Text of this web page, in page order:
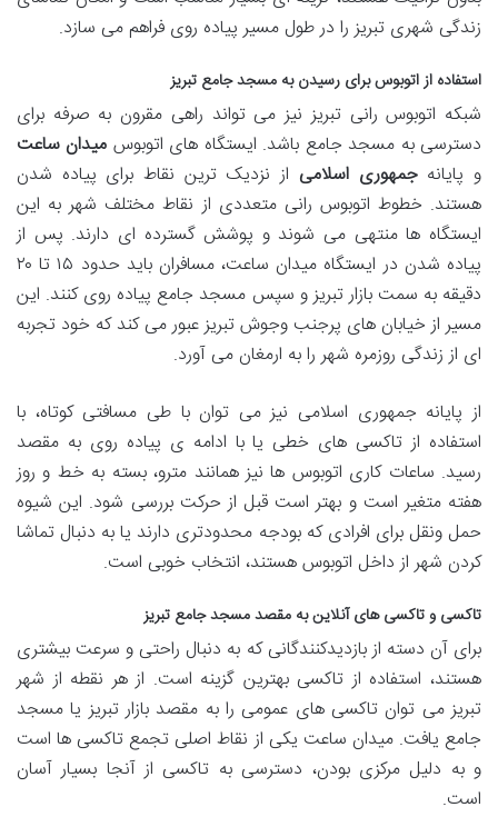
زندگی شهری تبریز را در طول مسیر پیاده روی فراهم می سازد.
استفاده از اتوبوس برای رسیدن به مسجد جامع تبریز
شبکه اتوبوس رانی تبریز نیز می تواند راهی مقرون به صرفه برای
دسترسی به مسجد جامع باشد. ایستگاه های اتوبوس میدان ساعت
و پایانهجمهوری اسلامی از نزدیک ترین نقاط برای پیاده شدن
هستند. خطوط اتوبوس رانی متعددی از نقاط مختلف شهر به این
ایستگاه ها منتهی می شوند و پوشش گسترده ای دارند. پس از
پیاده شدن در ایستگاه میدان ساعت، مسافران باید حدود ۱۵ تا ۲۰
دقیقه به سمت بازار تبریز و سپس مسجد جامع پیاده روی کنند. این
مسیر از خیابان های پرجنب وجوش تبریز عبور می کند که خود تجربه
ای از زندگی روزمره شهر را به ارمغان می آورد.
از پایانه جمهوری اسلامی نیز می توان با طی مسافتی کوتاه، با
استفاده از تاکسی های خطی یا با ادامه ی پیاده روی به مقصد
رسید. ساعات کاری اتوبوس ها نیز همانند مترو، بسته به خط و روز
هفته متغیر است و بهتر است قبل از حرکت بررسی شود. این شیوه
حمل ونقل برای افرادی که بودجه محدودتری دارند یا به دنبال تماشا
کردن شهر از داخل اتوبوس هستند، انتخاب خوبی است.
تاکسی و تاکسی های آنلاین به مقصد مسجد جامع تبریز
برای آن دسته از بازدیدکنندگانی که به دنبال راحتی و سرعت بیشتری
هستند، استفاده از تاکسی بهترین گزینه است. از هر نقطه از شهر
تبریز می توان تاکسی های عمومی را به مقصد بازار تبریز یا مسجد
جامع یافت. میدان ساعت یکی از نقاط اصلی تجمع تاکسی ها است
و به دلیل مرکزی بودن، دسترسی به تاکسی از آنجا بسیار آسان
است.